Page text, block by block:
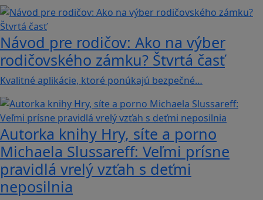
Návod pre rodičov: Ako na výber
rodičovského zámku? Štvrtá časť
Kvalitné aplikácie, ktoré ponúkajú bezpečné…
Autorka knihy Hry, síte a porno
Michaela Slussareff: Veľmi prísne
pravidlá vrelý vzťah s deťmi
neposilnia